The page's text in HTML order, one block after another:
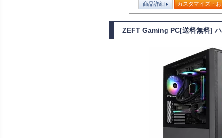
商品詳細 カスタマイズ・
ZEFT Gaming PC[送料無料]